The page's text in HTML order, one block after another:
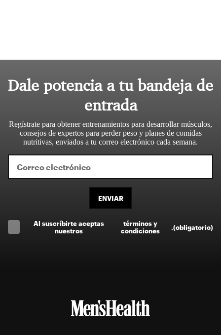
Dale potencia a tu bandeja de
entrada
Regístrate para obtener entrenamientos para desarrollar músculos,
consejos de expertos para perder peso y planes de comidas
nutritivas, enviados a tu correo electrónico cada semana.
ENVIAR
Al suscríbirte aceptas
nuestros
términos y
condiciones
(obligatorio)